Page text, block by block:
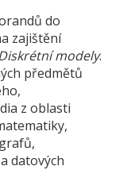
do
zajištění
modely.
předmětů
z oblasti
datových